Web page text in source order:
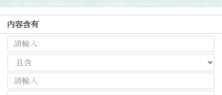
內容含有